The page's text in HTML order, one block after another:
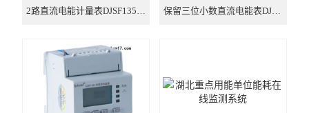
单相2P多功能导轨电能表 RS485通讯选配分时计费功能
三路全电参量测量 远程控制
2路直流电能计量表DJSF1352-RN/D 保留三位小数直流电能表DJSF1352-RN